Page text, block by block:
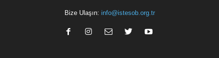
Bize Ulaşın: info@istesob.org.tr